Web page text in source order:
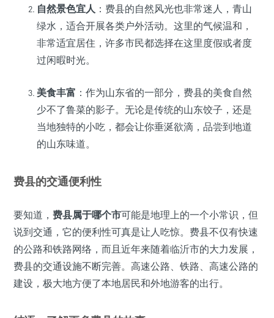
自然景色宜人 ：费县的自然风光也非常迷人，青山
绿水，适合开展各类户外活动。这里的气候温和，
非常适宜居住，许多市民都选择在这里度假或者度
过闲暇时光。
美食丰富 ：作为山东省的一部分，费县的美食自然
少不了鲁菜的影子。无论是传统的山东饺子，还是
当地独特的小吃，都会让你垂涎欲滴，品尝到地道
的山东味道。
费县的交通便利性
要知道， 费县属于哪个市可能是地理上的一个小常识，但
说到交通，它的便利性可真是让人吃惊。费县不仅有快速
的公路和铁路网络，而且近年来随着临沂市的大力发展，
费县的交通设施不断完善。高速公路、铁路、高速公路的
建设，极大地方便了本地居民和外地游客的出行。